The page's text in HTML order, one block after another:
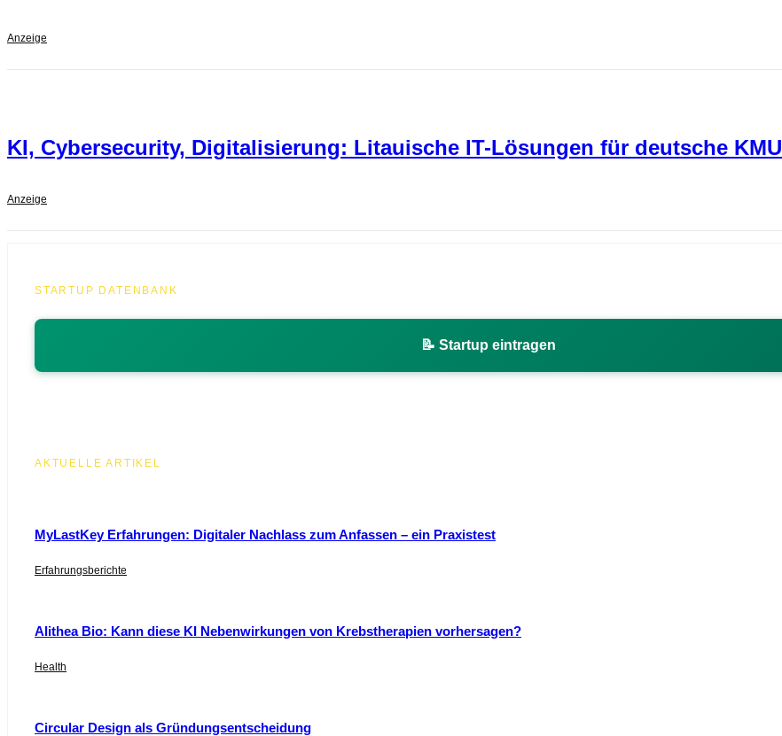
Anzeige
KI, Cybersecurity, Digitalisierung: Litauische IT-Lösungen für deutsche KMU
Anzeige
STARTUP DATENBANK
📝 Startup eintragen
AKTUELLE ARTIKEL
MyLastKey Erfahrungen: Digitaler Nachlass zum Anfassen – ein Praxistest
Erfahrungsberichte
Alithea Bio: Kann diese KI Nebenwirkungen von Krebstherapien vorhersagen?
Health
Circular Design als Gründungsentscheidung